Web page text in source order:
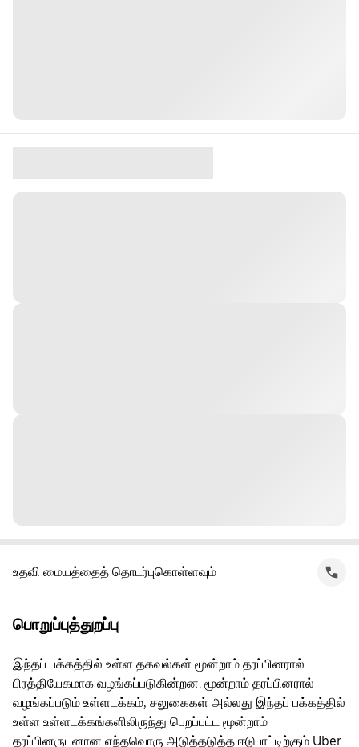
உதவி மையத்தைத் தொடர்புகொள்ளவும்
பொறுப்புத்துறப்பு
இந்தப் பக்கத்தில் உள்ள தகவல்கள் மூன்றாம் தரப்பினரால்
பிரத்தியேகமாக வழங்கப்படுகின்றன. மூன்றாம் தரப்பினரால்
வழங்கப்படும் உள்ளடக்கம், சலுகைகள் அல்லது இந்தப் பக்கத்தில்
உள்ள உள்ளடக்கங்களிலிருந்து பெறப்பட்ட மூன்றாம்
தரப்பினருடனான எந்தவொரு அடுத்தடுத்த ஈடுபாட்டிற்கும் Uber